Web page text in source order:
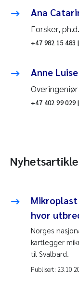
Ana
Forsker, ph.d.
+47 982 15
Anne
Overingeniør
+47 402 99 029
hvor
Norges
kartlegger
til Svalbard.
Publisert: